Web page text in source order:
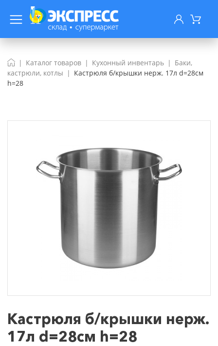
Каталог товаров Кухонный инвентарь
Баки,
кастрюли, котлы
Кастрюля б/крышки нерж. 17л d=28см
h=28
Кастрюля б/крышки нерж.
17л d=28см h=28